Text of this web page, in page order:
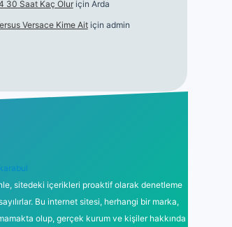
30 Saat Kaç Oluriçin Arda
Versace Kime Aitiçin admin
sitedeki içerikleri proaktif olarak denetleme
Bu internet sitesi, herhangi bir marka,
olup, gerçek kurum ve kişiler hakkında